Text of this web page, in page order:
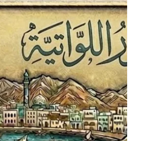
المحتوى